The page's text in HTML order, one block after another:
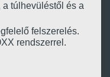
túlhevüléstől és a
felszerelés.
rendszerrel.